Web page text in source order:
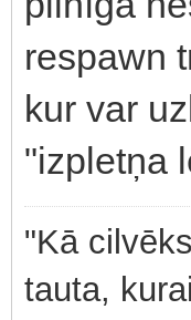
respawn
kur var
"izpletņa
"Kā
tauta,